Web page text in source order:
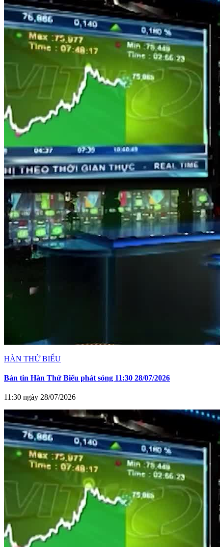
HÀN THỬ BIỂU
Bản tin Hàn Thử Biểu phát sóng 11:30 28/07/2026
11:30 ngày 28/07/2026